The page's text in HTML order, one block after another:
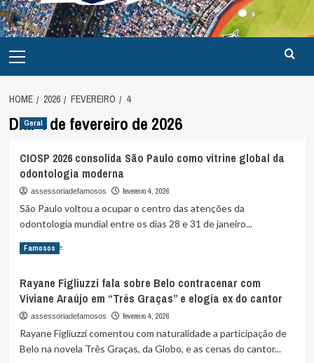
Menu
HOME 2026 FEVEREIRO 4
Dia:4 de fevereiro de 2026
Geral
CIOSP 2026 consolida São Paulo como vitrine global da
odontologia moderna
assessoriadefamosos fevereiro 4, 2026
São Paulo voltou a ocupar o centro das atenções da
odontologia mundial entre os dias 28 e 31 de janeiro...
Read MoreRead
CIOSP
2026
consolida
Paulo
como
Famosos
Rayane Figliuzzi fala sobre Belo contracenar com
Viviane Araújo em “Três Graças” e elogia ex do cantor
assessoriadefamosos fevereiro 4, 2026
Rayane Figliuzzi comentou com naturalidade a participação de
Belo na novela Três Graças, da Globo, e as cenas do cantor...